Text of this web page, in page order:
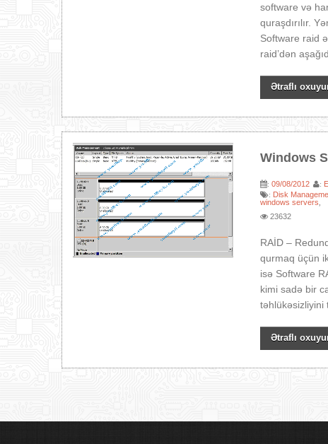
software və
quraşdırılır.
Software raid
raid’dən
Ətraflı
Windows
:09/08/2012 :
: Disk
windows servers
23632
RAİD –
qurmaq üçün
isə Software
kimi sadə bir
təhlükəsizliyini
Ətraflı